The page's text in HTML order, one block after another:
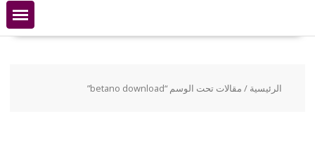
الرئيسية / مقالات تحت الوسم “betano download”